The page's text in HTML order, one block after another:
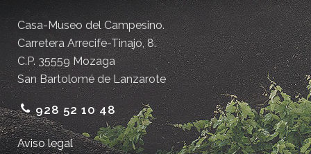
Casa-Museo del Campesino.
Carretera Arrecife-Tinajo, 8.
C.P. 35559 Mozaga
San Bartolomé de Lanzarote
928 52 10 48
Aviso legal